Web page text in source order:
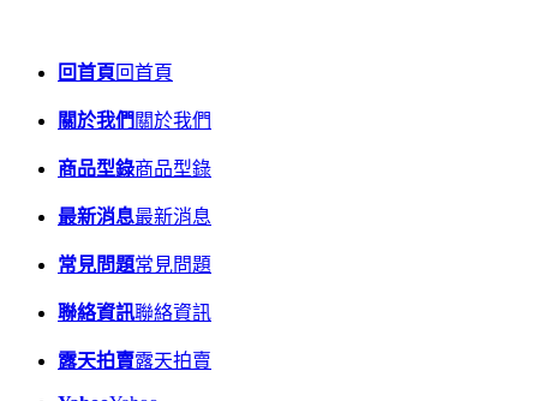
回首頁回首頁
關於我們 關於我們
商品型錄商品型錄
最新消息最新消息
常見問題常見問題
聯絡資訊聯絡資訊
露天拍賣露天拍賣